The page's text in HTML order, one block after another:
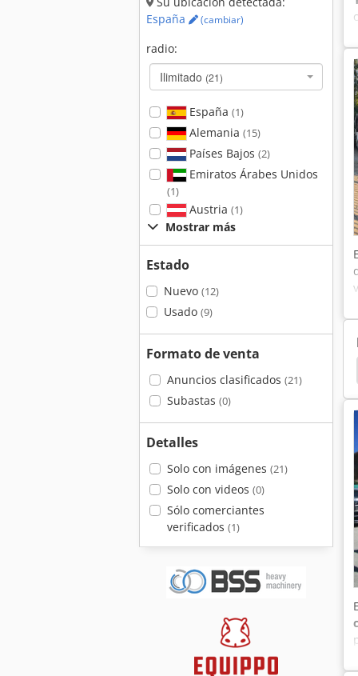
España
(cambiar)
radio:
Ilimitado (21)
España (1)
Alemania (15)
Países Bajos (2)
Emiratos Árabes Unidos
(1)
Austria (1)
Mostrar más
Estado
Nuevo (12)
Usado (9)
Formato de venta
Anuncios clasificados (21)
Subastas (0)
Detalles
Solo con imágenes (21)
Solo con videos (0)
Sólo comerciantes
verificados (1)